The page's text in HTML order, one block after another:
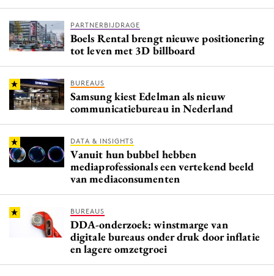
PARTNERBIJDRAGE
Boels Rental brengt nieuwe positionering
tot leven met 3D billboard
BUREAUS
Samsung kiest Edelman als nieuw
communicatiebureau in Nederland
DATA & INSIGHTS
Vanuit hun bubbel hebben
mediaprofessionals een vertekend beeld
van mediaconsumenten
BUREAUS
DDA-onderzoek: winstmarge van
digitale bureaus onder druk door inflatie
en lagere omzetgroei